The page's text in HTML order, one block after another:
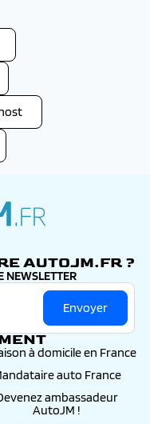
AUTOJM.FR ?
NEWSLETTER
Envoyer
à domicile en France
auto France
ambassadeur
AutoJM !